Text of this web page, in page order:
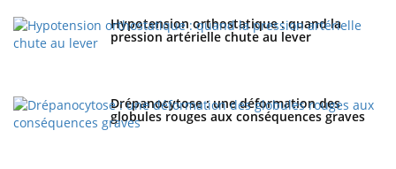
Hypotension orthostatique : quand la
pression artérielle chute au lever
Drépanocytose : une déformation des
globules rouges aux conséquences graves